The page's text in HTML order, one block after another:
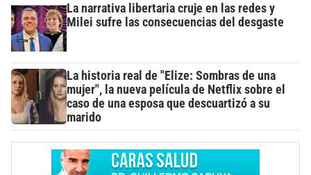
La narrativa libertaria cruje en las redes y
Milei sufre las consecuencias del desgaste
La historia real de "Elize: Sombras de una
mujer", la nueva película de Netflix sobre el
caso de una esposa que descuartizó a su
marido